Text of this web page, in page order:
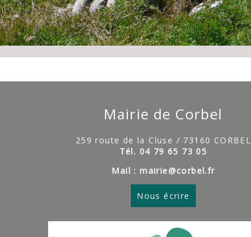
Mairie de Corbel
259 route de la Cluse / 73160 CORBEL
Tél. 04 79 65 73 05
Mail : mairie@corbel.fr
Nous écrire